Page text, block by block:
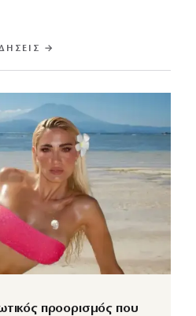
→
προορισμός που